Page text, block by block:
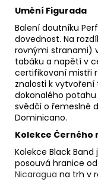
Umění Figurada
Balení doutníku
dovednost. Na
rovnými stranami)
tabáku a napětí v
certifikovaní mistři
znalosti k
dokonalého
svědčí o řemeslné
Dominicano.
Kolekce Černého
Kolekce Black
posouvá hranice
Nicaragua na trh v